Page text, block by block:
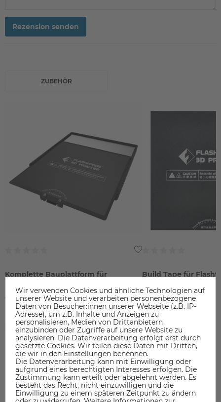
Rezension senden
ZUBEHÖR
Komplette Bauplattform für
16,90 €
inkl. ges. MwSt.
ausverkauft
Build Tape für
9,90 €
inkl. ges. MwSt.
ausverkauft
DAS KÖNNTE SIE AUCH INTERESSIEREN
Wir verwenden Cookies und ähnliche Technologien auf
unserer Website und verarbeiten personenbezogene
Daten von Besucher:innen unserer Webseite (z.B. IP-
Adresse), um z.B. Inhalte und Anzeigen zu
personalisieren, Medien von Drittanbietern
einzubinden oder Zugriffe auf unsere Website zu
analysieren. Die Datenverarbeitung erfolgt erst durch
gesetzte Cookies. Wir teilen diese Daten mit Dritten,
die wir in den Einstellungen benennen.
Die Datenverarbeitung kann mit Einwilligung oder
aufgrund eines berechtigten Interesses erfolgen. Die
Zustimmung kann erteilt oder abgelehnt werden. Es
besteht das Recht, nicht einzuwilligen und die
Einwilligung zu einem späteren Zeitpunkt zu ändern